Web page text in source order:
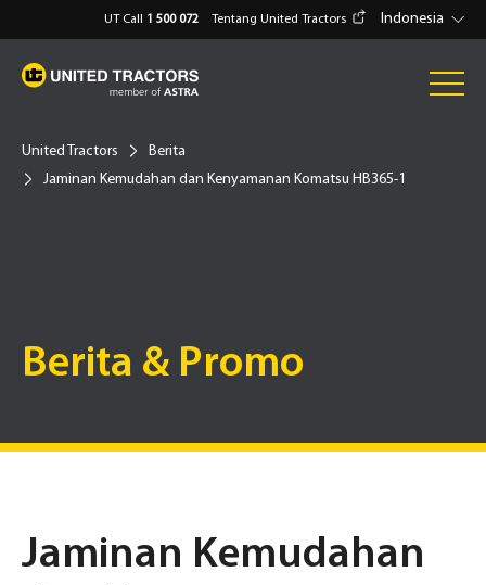
UT Call 1 500 072 Tentang United Tractors Indonesia
United Tractors
Berita
Jaminan Kemudahan dan Kenyamanan Komatsu HB365-1
Berita & Promo
Jaminan Kemudahan